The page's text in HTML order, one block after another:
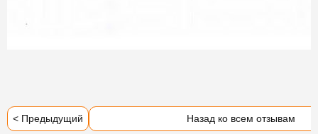
< Предыдущий Назад ко всем отзывам